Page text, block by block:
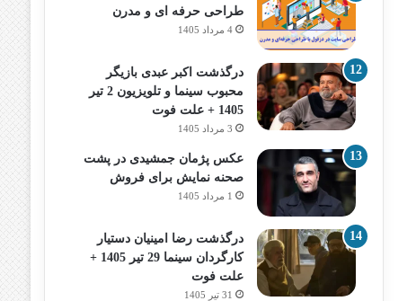
طراحی حرفه‌ ای و مدرن
4 مرداد 1405
درگذشت اکبر عبدی بازیگر
محبوب سینما و تلویزیون 2 تیر
1405 + علت فوت
3 مرداد 1405
عکس پژمان جمشیدی در پشت
صحنه نمایش برای فروش
1 مرداد 1405
درگذشت رضا امینیان دستیار
کارگردان سینما 29 تیر 1405 +
علت فوت
31 تیر 1405